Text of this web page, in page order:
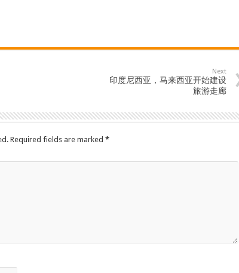
Next
印度尼西亚，马来西亚开始建设
旅游走廊
Required fields are marked *